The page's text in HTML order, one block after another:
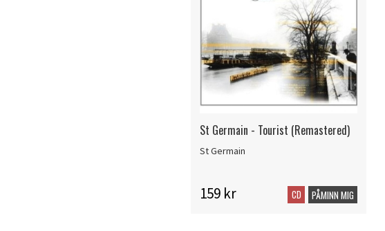
St Germain - Tourist (Remastered)
St Germain
159 kr CD PÅMINN MIG